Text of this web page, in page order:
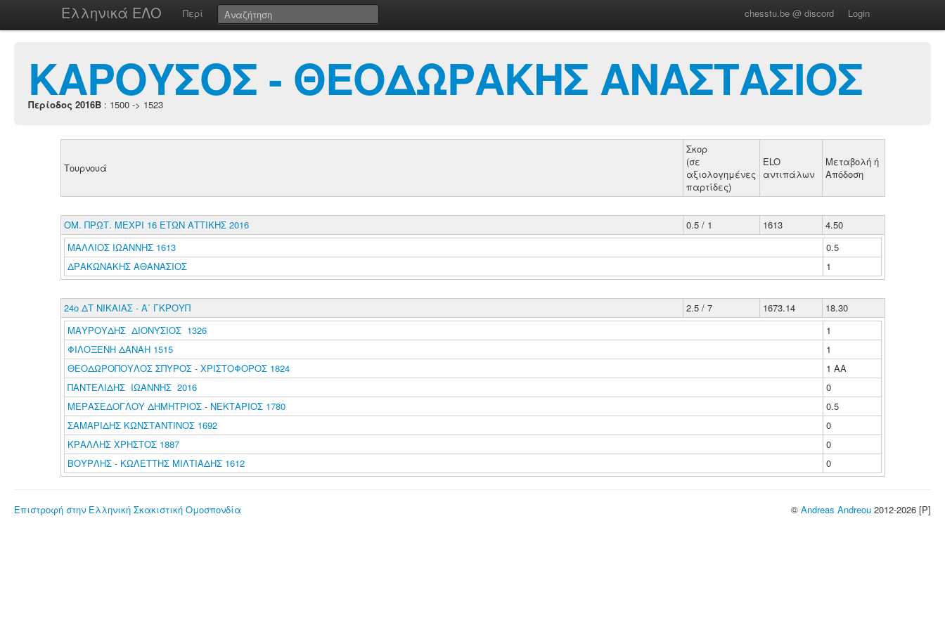
Ελληνικά ΕΛΟ Περί chesstu.be @ discord Login
ΚΑΡΟΥΣΟΣ - ΘΕΟΔΩΡΑΚΗΣ ΑΝΑΣΤΑΣΙΟΣ
Περίοδος 2016B : 1500 -> 1523
Τουρνουά
Σκορ
(σε
αξιολογημένες
παρτίδες)
ELO
αντιπάλων
Μεταβολή ή
Απόδοση
ΟΜ. ΠΡΩΤ. ΜΕΧΡΙ 16 ΕΤΩΝ ΑΤΤΙΚΗΣ 2016 0.5 / 1 1613
4.50
ΜΑΛΛΙΟΣ ΙΩΑΝΝΗΣ 1613
0.5
ΔΡΑΚΩΝΑΚΗΣ ΑΘΑΝΑΣΙΟΣ
1
24ο ΔΤ ΝΙΚΑΙΑΣ - Α΄ ΓΚΡΟΥΠ 2.5 / 7 1673.14
18.30
ΜΑΥΡΟΥΔΗΣ ΔΙΟΝΥΣΙΟΣ 1326
1
ΦΙΛΟΞΕΝΗ ΔΑΝΑΗ 1515
1
ΘΕΟΔΩΡΟΠΟΥΛΟΣ ΣΠΥΡΟΣ - ΧΡΙΣΤΟΦΟΡΟΣ 1824
1 ΑΑ
ΠΑΝΤΕΛΙΔΗΣ ΙΩΑΝΝΗΣ 2016
0
ΜΕΡΑΣΕΔΟΓΛΟΥ ΔΗΜΗΤΡΙΟΣ - ΝΕΚΤΑΡΙΟΣ 1780
0.5
ΣΑΜΑΡΙΔΗΣ ΚΩΝΣΤΑΝΤΙΝΟΣ 1692
0
ΚΡΑΛΛΗΣ ΧΡΗΣΤΟΣ 1887
0
ΒΟΥΡΛΗΣ - ΚΩΛΕΤΤΗΣ ΜΙΛΤΙΑΔΗΣ 1612
0
Επιστροφή στην Ελληνική Σκακιστική Ομοσπονδία © Andreas Andreou 2012-2026 [P]